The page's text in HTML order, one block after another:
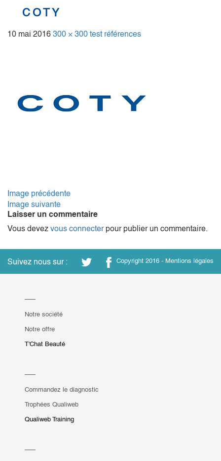
COTY
10 mai 2016 300 × 300 test références
Image précédente
Image suivante
Laisser un commentaire
Vous devez vous connecterpour publier un commentaire.
Suivez nous sur : Copyright 2016 - Mentions légales
Notre société
Notre offre
T'Chat Beauté
Commandez le diagnostic
Trophées Qualiweb
Qualiweb Training